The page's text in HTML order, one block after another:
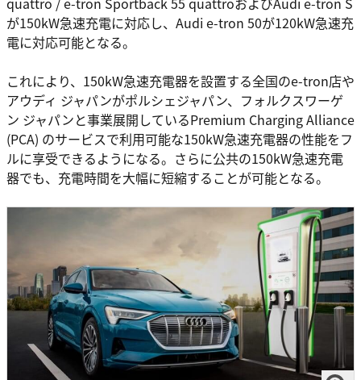
が150kW急速充電に対応し、Audi e-tron 50が120kW急速充
電に対応可能となる。
これにより、150kW急速充電器を設置する全国のe-tron店や
アウディ ジャパンがポルシェジャパン、フォルクスワーゲ
ン ジャパンと事業展開しているPremium Charging Alliance
(PCA) のサービスで利用可能な150kW急速充電器の性能をフ
ルに享受できるようになる。さらに公共の150kW急速充電
器でも、充電時間を大幅に短縮することが可能となる。